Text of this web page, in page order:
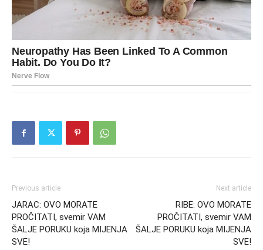
Previous article
JARAC: OVO MORATE
PROČITATI, svemir VAM
ŠALJE PORUKU koja MIJENJA
SVE!
Next article
RIBE: OVO MORATE
PROČITATI, svemir VAM
ŠALJE PORUKU koja MIJENJA
SVE!